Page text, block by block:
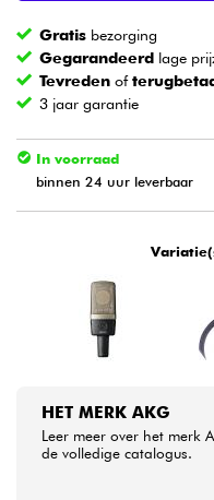
Drums & percussie
Blaasinstrument
Viool & Quatuor
Kabels & toebehoren
HiFi
Gratis bezorging
Gegarandeerd lage
Tevreden of
3 jaar garantie
In voorraad
binnen 24 uur leverbaar
HET MERK AKG
Leer meer over het merk
de volledige catalogus.